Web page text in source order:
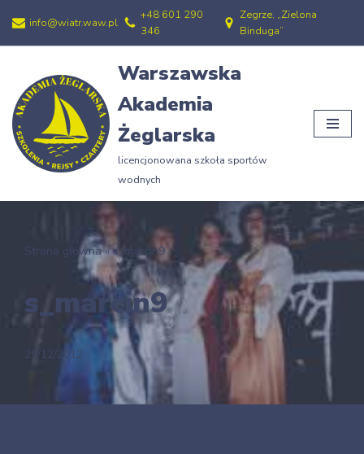
Przejdź
treści
info@wiatr.waw.pl
+48 601 290
346
Zegrze, „Zielona
Binduga”
Warszawska
Akademia
Żeglarska
licencjonowana szkoła sportów
wodnych
Strona główna»s_marcin9
s_marcin9
29/12/2012